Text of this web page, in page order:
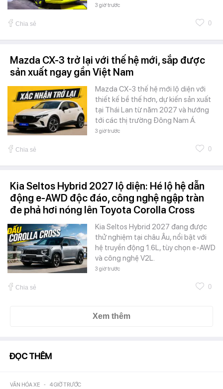
3 giờ trước
Chia sẻ 0
Mazda CX-3 trở lại với thế hệ mới, sắp được
sản xuất ngay gần Việt Nam
Mazda CX-3 thế hệ mới lộ diện với
thiết kế bề thế hơn, dự kiến sản xuất
tại Thái Lan từ năm 2027 và hướng
tới các thị trường Đông Nam Á.
3 giờ trước
Chia sẻ 0
Kia Seltos Hybrid 2027 lộ diện: Hé lộ hệ dẫn
động e-AWD độc đáo, công nghệ ngập tràn
đe phả hơi nóng lên Toyota Corolla Cross
Kia Seltos Hybrid 2027 đang được
thử nghiệm tại châu Âu, nổi bật với
hệ truyền động 1.6L, tùy chọn e-AWD
và công nghệ V2L.
3 giờ trước
Chia sẻ 0
Xem thêm
ĐỌC THÊM
VĂN HÓA XE - 4 GIỜ TRƯỚC